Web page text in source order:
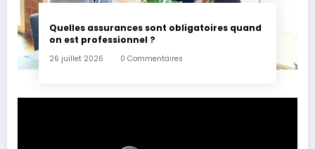
Quelles assurances sont obligatoires quand
on est professionnel ?
26 juillet 2026 0 Commentaires